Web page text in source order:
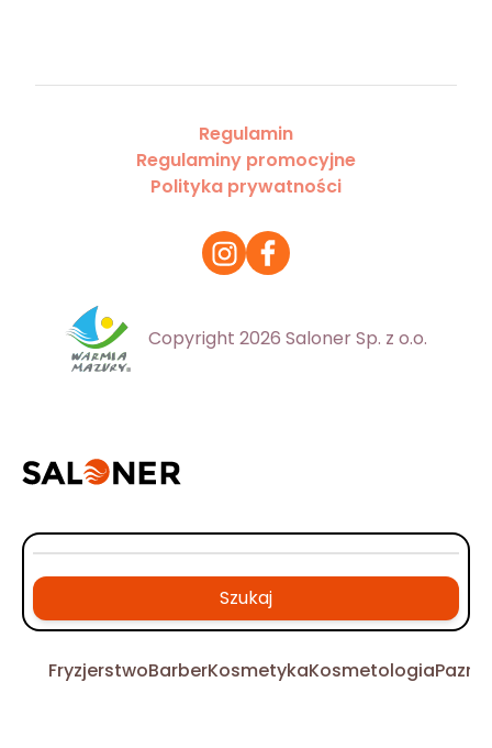
Regulamin
Regulaminy promocyjne
Polityka prywatności
Copyright 2026 Saloner Sp. z o.o.
Szukaj
FryzjerstwoBarberKosmetykaKosmetologia